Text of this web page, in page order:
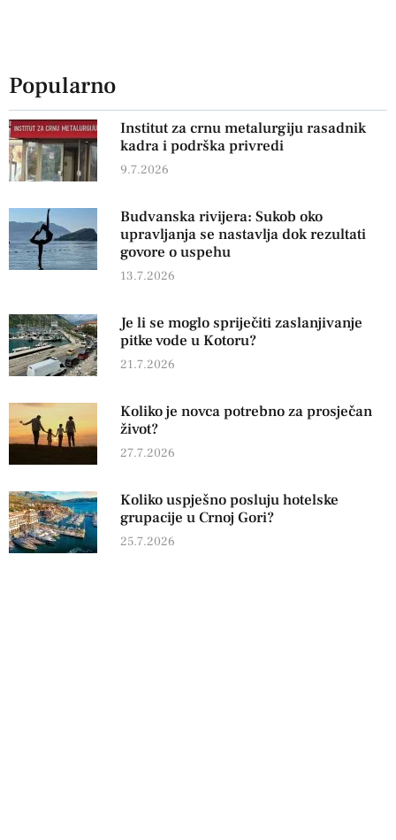
Popularno
Institut za crnu metalurgiju rasadnik
kadra i podrška privredi
9.7.2026
Budvanska rivijera: Sukob oko
upravljanja se nastavlja dok rezultati
govore o uspehu
13.7.2026
Je li se moglo spriječiti zaslanjivanje
pitke vode u Kotoru?
21.7.2026
Koliko je novca potrebno za prosječan
život?
27.7.2026
Koliko uspješno posluju hotelske
grupacije u Crnoj Gori?
25.7.2026